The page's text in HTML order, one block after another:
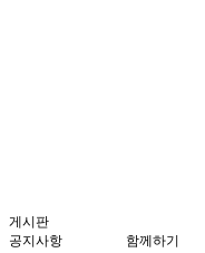
게시판
공지사항
함께하기